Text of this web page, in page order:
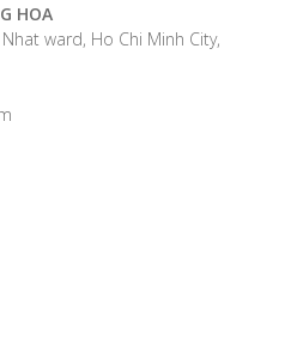
HOA
ward, Ho Chi Minh City,